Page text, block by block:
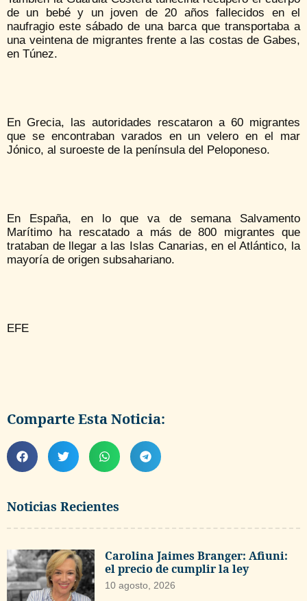
Noticias Recientes
Carolina Jaimes Branger: Afiuni:
el precio de cumplir la ley
10 agosto, 2026
de un bebé y un joven de 20 años fallecidos en el
naufragio este sábado de una barca que transportaba a
una veintena de migrantes frente a las costas de Gabes,
en Túnez.
En Grecia, las autoridades rescataron a 60 migrantes
que se encontraban varados en un velero en el mar
Jónico, al suroeste de la península del Peloponeso.
En España, en lo que va de semana Salvamento
Marítimo ha rescatado a más de 800 migrantes que
trataban de llegar a las Islas Canarias, en el Atlántico, la
mayoría de origen subsahariano.
EFE
Comparte Esta Noticia: